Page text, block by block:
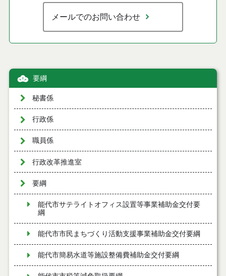
メールでのお問い合わせ
要綱
秘書係
行政係
職員係
行政改革推進室
要綱
能代市サテライトオフィス設置等事業補助金交付要
綱
能代市市民まちづくり活動支援事業補助金交付要綱
能代市簡易水道等施設整備費補助金交付要綱